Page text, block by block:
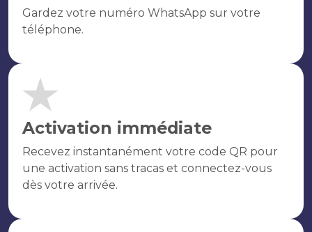
Gardez votre numéro WhatsApp sur votre
téléphone.
Activation immédiate
Recevez instantanément votre code QR pour
une activation sans tracas et connectez-vous
dès votre arrivée.